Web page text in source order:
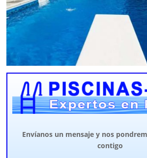
Envíanos un mensaje y nos
contigo